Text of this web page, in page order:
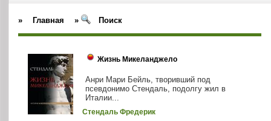
» Главная » Поиск
Жизнь Микеланджело
Анри Мари Бейль, творивший под
псевдонимо Стендаль, подолгу жил в
Италии...
Стендаль Фредерик